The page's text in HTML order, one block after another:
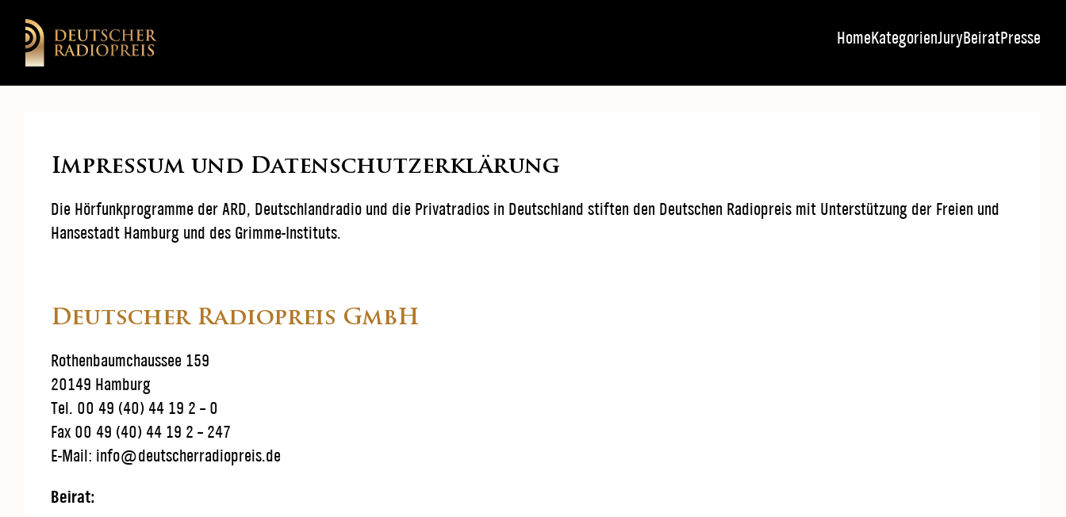
HomeKategorienJuryBeiratPresse
Impressum und Datenschutzerklärung
Die Hörfunkprogramme der ARD, Deutschlandradio und die Privatradios in Deutschland stiften den Deutschen Radiopreis mit Unterstützung der Freien und
Hansestadt Hamburg und des Grimme-Instituts.
Deutscher Radiopreis GmbH
Rothenbaumchaussee 159
20149 Hamburg
Tel. 00 49 (40) 44 19 2 – 0
Fax 00 49 (40) 44 19 2 – 247
E-Mail: info@deutscherradiopreis.de
Beirat: